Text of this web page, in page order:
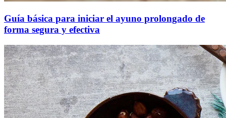
Guía básica para iniciar el ayuno prolongado de
forma segura y efectiva